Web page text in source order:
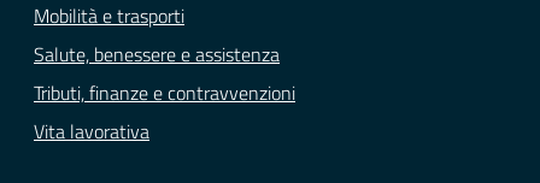
Mobilità e trasporti
Salute, benessere e assistenza
Tributi, finanze e contravvenzioni
Vita lavorativa